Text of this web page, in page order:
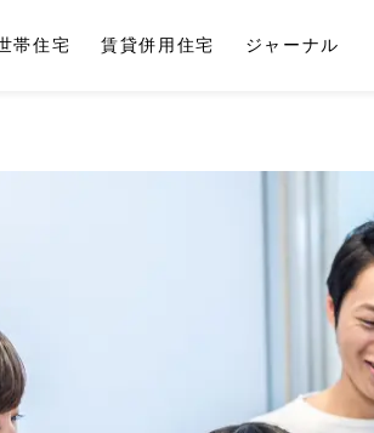
帯住宅 賃貸併用住宅 ジャーナル